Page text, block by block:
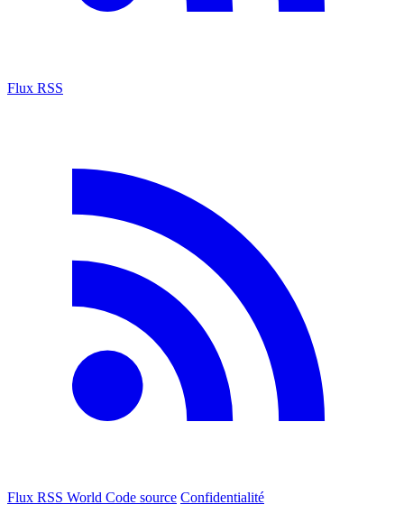
Flux RSS
Flux RSS World Code source Confidentialité